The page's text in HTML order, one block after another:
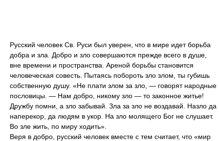
Русский человек Св. Руси был уверен, что в мире идет борьба
добра и зла. Добро и зло совершаются прежде всего в душе,
вне времени и пространства. Ареной борьбы становится
человеческая совесть. Пытаясь побороть зло злом, ты губишь
собственную душу. «Не плати злом за зло, — говорят народные
пословицы. — Нам добро, никому зло — то законное житье!
Дружбу помни, а зло забывай. Зла за зло не воздавай. Назло да
наперекор, да людям в укор. На зло молящего Бог не слушает.
Во зле жить, по миру ходить».
Веря в добро, русский человек вместе с тем считает, что «мир